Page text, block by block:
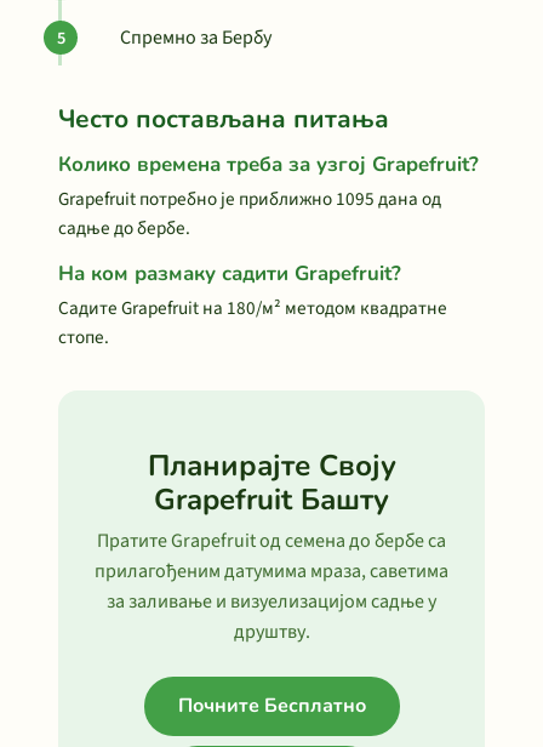
Спремно за Бербу
Често постављана питања
Колико времена треба за узгој Grapefruit?
Grapefruit потребно је приближно 1095 дана од
садње до бербе.
На ком размаку садити Grapefruit?
Садите Grapefruit на 180/м² методом квадратне
стопе.
Планирајте Своју
Grapefruit Башту
Пратите Grapefruit од семена до бербе са
прилагођеним датумима мраза, саветима
за заливање и визуелизацијом садње у
друштву.
Почните Бесплатно